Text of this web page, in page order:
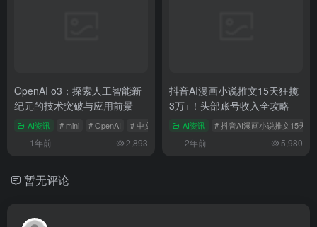
OpenAI o3：探索人工智能新
纪元的技术突破与应用前景
AI资讯 # mini # OpenAI # 中文推理
1年前 2,893
抖音AI漫画小说推文15天狂揽
3万+！头部账号收入全攻略
AI资讯 # 抖音AI漫画小说推文15天
2年前 5,980
暂无评论